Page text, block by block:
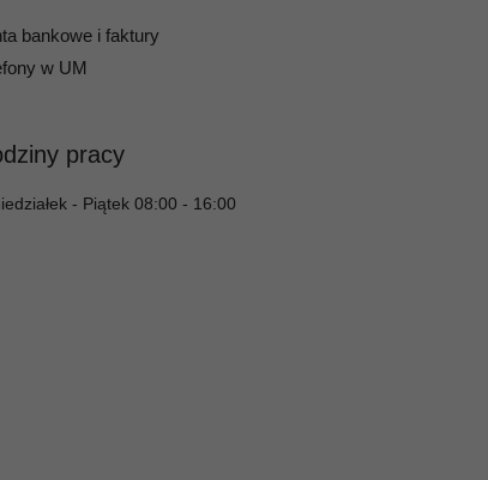
bankowe i faktury
w UM
pracy
- Piątek 08:00 - 16:00